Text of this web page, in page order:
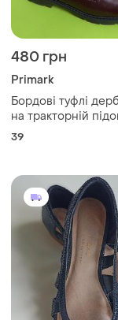
480 грн
Primark
Бордові туфлі
на тракторній
розмір 39
39